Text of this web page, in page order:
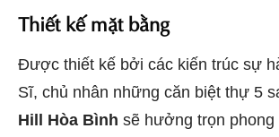
Thiết kế mặt bằng
Được thiết kế bởi các kiến trúc sự
Sĩ, chủ nhân những căn biệt thự 5
Hill Hòa Bình sẽ hưởng trọn phong